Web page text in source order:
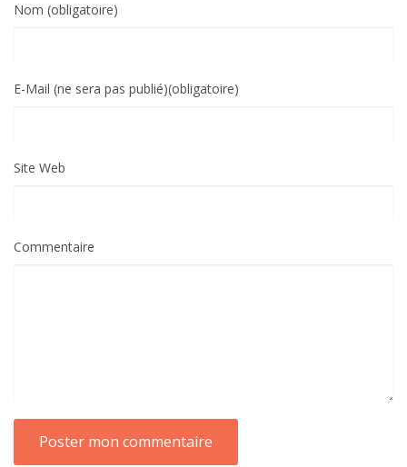
Nom (obligatoire)
E-Mail (ne sera pas publié)(obligatoire)
Site Web
Commentaire